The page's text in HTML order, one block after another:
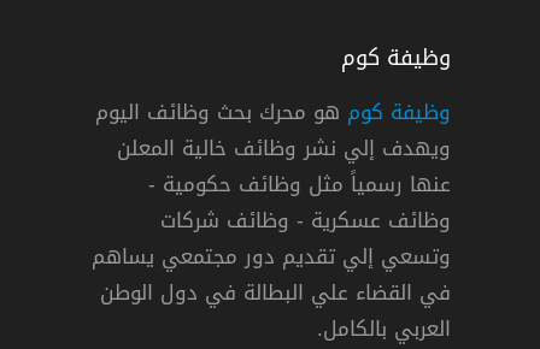
وظيفة كوم
وظيفة كوم هو محرك بحث وظائف اليوم
ويهدف إلي نشر وظائف خالية المعلن
عنها رسمياً مثل وظائف حكومية -
وظائف عسكرية - وظائف شركات
وتسعي إلي تقديم دور مجتمعي يساهم
في القضاء علي البطالة في دول الوطن
العربي بالكامل.